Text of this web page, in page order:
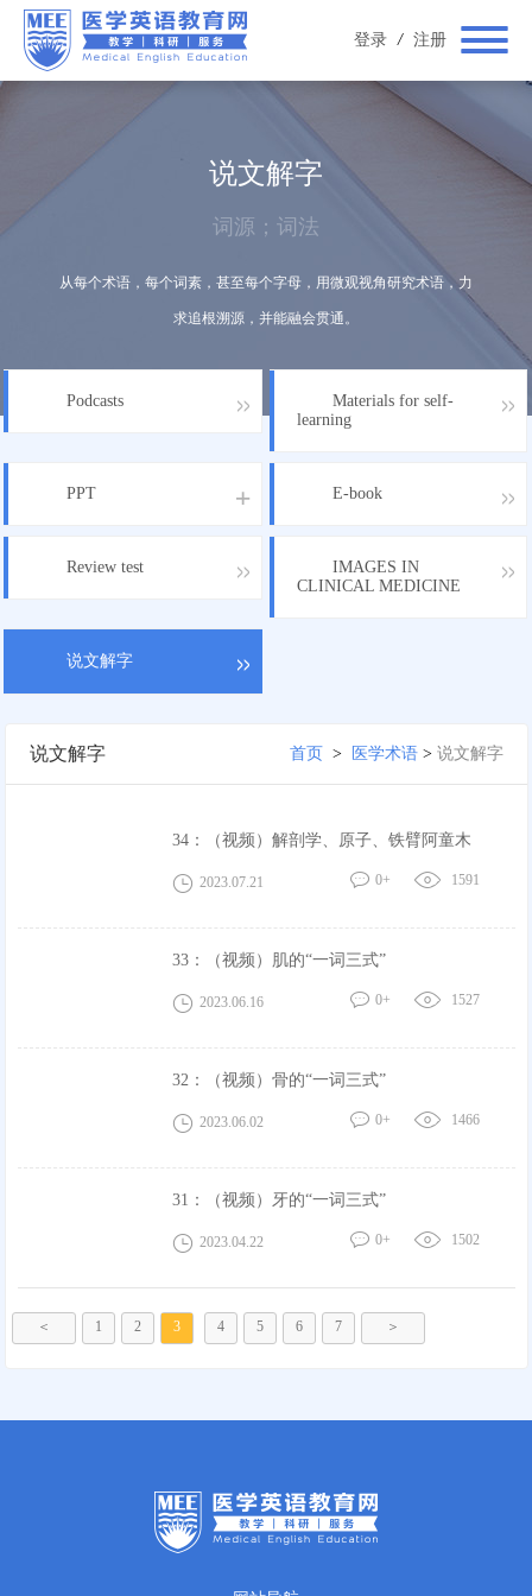
登录 / 注册
词源；词法
说文解字
从每个术语，每个词素，甚至每个字母，用微观视角研究术语，力
求追根溯源，并能融会贯通。
Podcasts
Materials for self-
learning
PPT E-book
Review test
IMAGES IN
CLINICAL MEDICINE
说文解字
说文解字 首页 > 医学术语> 说文解字
34：（视频）解剖学、原子、铁臂阿童木
2023.07.21 1591
0+
33：（视频）肌的“一词三式”
2023.06.16 1527
0+
32：（视频）骨的“一词三式”
2023.06.02 1466
0+
31：（视频）牙的“一词三式”
2023.04.22 1502
0+
＜ 1 2 3 4 5 6 7 ＞